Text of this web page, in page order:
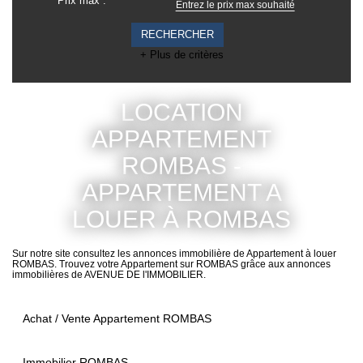
CONTACT
EXTRANET
Prix max :
+ Plus de critères
LOCATION
APPARTEMENT
ROMBAS -
APPARTEMENT A
LOUER À ROMBAS
Sur notre site consultez les annonces immobilière de Appartement
à louer ROMBAS. Trouvez votre Appartement sur ROMBAS grâce
aux annonces immobilières de AVENUE DE l'IMMOBILIER.
Achat / Vente Appartement ROMBAS